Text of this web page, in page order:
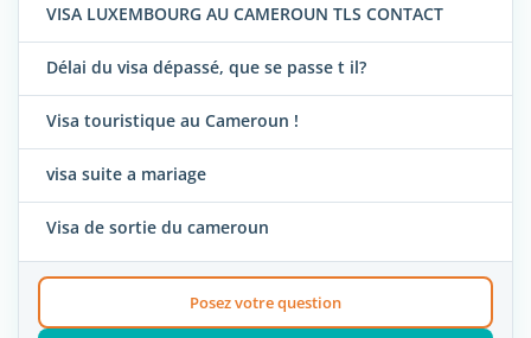
VISA LUXEMBOURG AU CAMEROUN TLS CONTACT
Délai du visa dépassé, que se passe t il?
Visa touristique au Cameroun !
visa suite a mariage
Visa de sortie du cameroun
Posez votre question